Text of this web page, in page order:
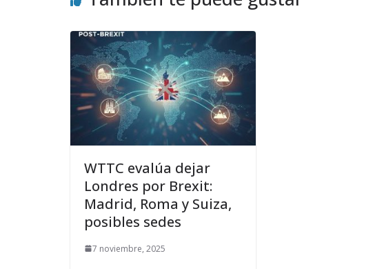
WTTC evalúa dejar
Londres por Brexit:
Madrid, Roma y Suiza,
posibles sedes
7 noviembre, 2025